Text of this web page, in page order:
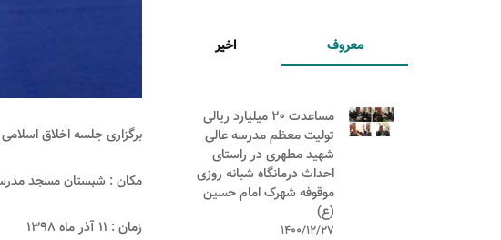
معروف اخیر
مساعدت 20 میلیارد ریالی
تولیت معظم مدرسه عالی
شهید مطهری در راستای
احداث درمانگاه شبانه روزی
موقوفه شهرک امام حسین
(ع)
1400/12/27
برگزاری جلسه اخلاق
مکان : شبستان مسجد
زمان : 11 آذر ماه 1398